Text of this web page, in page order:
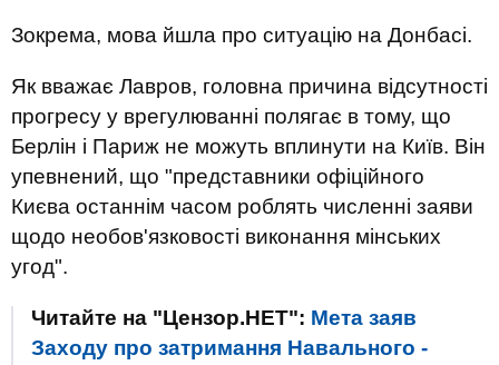
Зокрема, мова йшла про ситуацію на Донбасі.
Як вважає Лавров, головна причина відсутності
прогресу у врегулюванні полягає в тому, що
Берлін і Париж не можуть вплинути на Київ. Він
упевнений, що "представники офіційного
Києва останнім часом роблять численні заяви
щодо необов'язковості виконання мінських
угод".
Читайте на "Цензор.НЕТ": Мета заяв
Заходу про затримання Навального -